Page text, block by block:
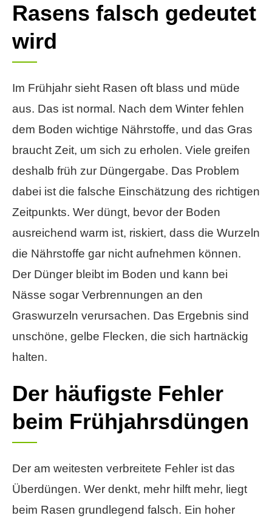
Rasens falsch gedeutet
wird
Im Frühjahr sieht Rasen oft blass und müde
aus. Das ist normal. Nach dem Winter fehlen
dem Boden wichtige Nährstoffe, und das Gras
braucht Zeit, um sich zu erholen. Viele greifen
deshalb früh zur Düngergabe. Das Problem
dabei ist die falsche Einschätzung des richtigen
Zeitpunkts. Wer düngt, bevor der Boden
ausreichend warm ist, riskiert, dass die Wurzeln
die Nährstoffe gar nicht aufnehmen können.
Der Dünger bleibt im Boden und kann bei
Nässe sogar Verbrennungen an den
Graswurzeln verursachen. Das Ergebnis sind
unschöne, gelbe Flecken, die sich hartnäckig
halten.
Der häufigste Fehler
beim Frühjahrsdüngen
Der am weitesten verbreitete Fehler ist das
Überdüngen. Wer denkt, mehr hilft mehr, liegt
beim Rasen grundlegend falsch. Ein hoher